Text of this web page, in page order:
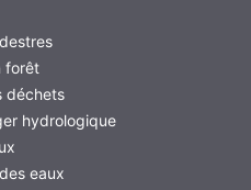
forêt
déchets
hydrologique
eaux